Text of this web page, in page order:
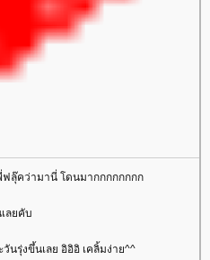
ฟลุ๊คว่ามานี่ โดนมากกกกกกกก
ลยคับ
นรุ่งขึ้นเลย อิอิอิ เคลิ้มง่าย^^